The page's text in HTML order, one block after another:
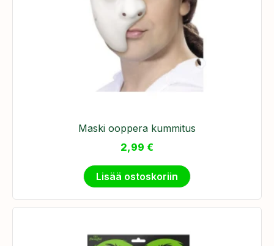
Maski ooppera kummitus
2,99 €
Lisää ostoskoriin